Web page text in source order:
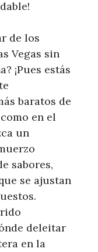
de los
Vegas sin
¡Pues estás
baratos de
en el
un
sabores,
se ajustan
deleitar
en la